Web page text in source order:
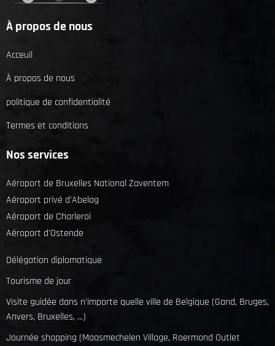
À propos de nous
Acceuil
À propos de nous
politique de confidentialité
Termes et conditions
Nos services
Aéroport de Bruxelles National Zaventem
Aéroport privé d'Abelag
Aéroport de Charleroi
Aéroport d'Ostende
Délégation diplomatique
Tourisme de jour
Visite guidée dans n'importe quelle ville de Belgique (Gand, Bruges,
Anvers, Bruxelles, ...)
Journée shopping (Maasmechelen Village, Roermond Outlet